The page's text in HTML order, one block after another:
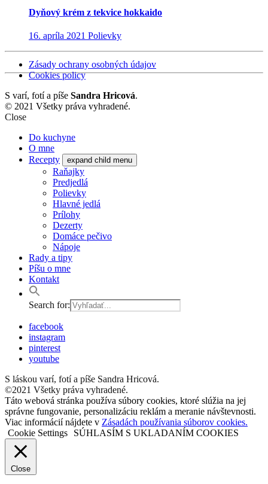
Dyňový krém z tekvice hokkaido
16. apríla 2021 Polievky
Zásady ochrany osobných údajov
Cookies policy
S varí, fotí a píše Sandra Hricová.
© 2021 Všetky práva vyhradené.
Close
Do kuchyne
O mne
Recepty
expand child menu
Raňajky
Predjedlá
Polievky
Hlavné jedlá
Prílohy
Dezerty
Domáce pečivo
Nápoje
Rady a tipy
Píšu o mne
Kontakt
Search for:
facebook
instagram
pinterest
youtube
S láskou varí, fotí a píše Sandra Hricová.
©2021 Všetky práva vyhradené.
Táto webová stránka používa súbory cookies, ktoré slúžia na jej
správne fungovanie, personalizáciu reklám a meranie návštevnosti.
Viac informácií nájdete v Zásadách používania súborov cookies.
Cookie Settings
SÚHLASÍM S UKLADANÍM COOKIES
Close